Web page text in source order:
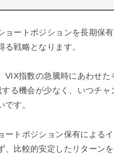
ョートポジションを長期保
る戦略となります。
VIX指数の急騰時にあわせ
る機会が少なく、いつチ
です。
ートポジション保有による
、比較的安定したリターン